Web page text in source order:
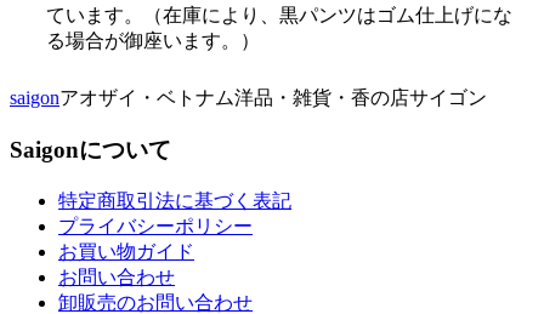
ています。（在庫により、黒パンツはゴム仕上げにな
る場合が御座います。）
saigonアオザイ・ベトナム洋品・雑貨・香の店サイゴン
Saigonについて
特定商取引法に基づく表記
プライバシーポリシー
お買い物ガイド
お問い合わせ
卸販売のお問い合わせ